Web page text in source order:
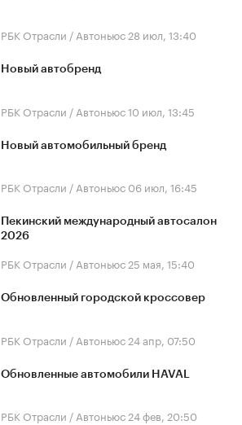
РБК Отрасли / Автоньюс 28 июл, 13:40
Новый автобренд
РБК Отрасли / Автоньюс10 июл, 13:45
Новый автомобильный бренд
РБК Отрасли / Автоньюс 06 июл, 16:45
Пекинский международный автосалон
2026
РБК Отрасли / Автоньюс 25 мая, 15:40
Обновленный городской кроссовер
РБК Отрасли / Автоньюс 24 апр, 07:50
Обновленные автомобили HAVAL
РБК Отрасли / Автоньюс 24 фев, 20:50